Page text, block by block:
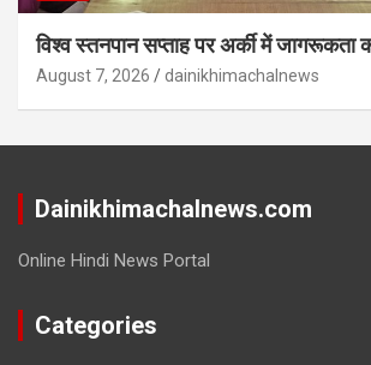
विश्व स्तनपान सप्ताह पर अर्की में जागरूकता
August 7, 2026 dainikhimachalnews
Dainikhimachalnews.com
Online Hindi News Portal
Categories